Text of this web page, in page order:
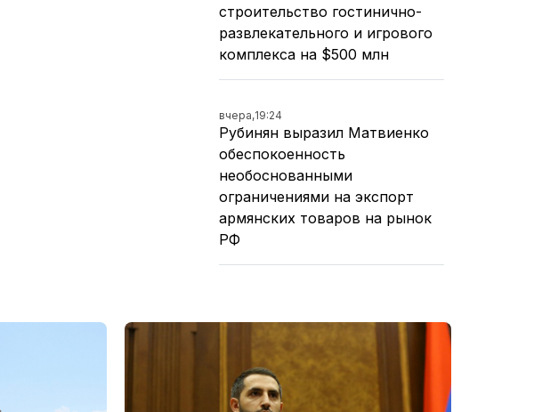
строительство гостинично-
развлекательного и игрового
комплекса на $500 млн
вчера,19:24
Рубинян выразил Матвиенко
обеспокоенность
необоснованными
ограничениями на экспорт
армянских товаров на рынок
РФ